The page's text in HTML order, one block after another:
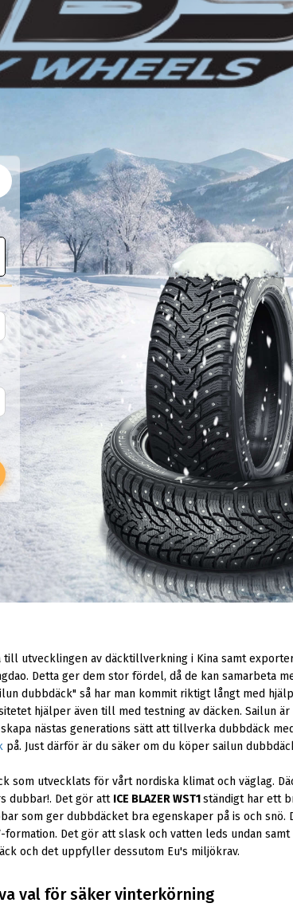
utvecklingen av däcktillverkning i Kina samt
Detta ger dem stor fördel, då de kan samarbeta
dubbdäck" så har man kommit riktigt långt med
hjälper även till med testning av däcken. Sailun
nästas generations sätt att tillverka dubbdäck
på. Just därför är du säker om du köper sailun
som utvecklats för vårt nordiska klimat och väglag.
dubbar!. Det gör att ICE BLAZER WST1ständigt har ett
som ger dubbdäcket bra egenskaper på is och snö.
Det gör att slask och vatten leds undan
och det uppfyller dessutom Eu's miljökrav.
val för säker vinterkörning